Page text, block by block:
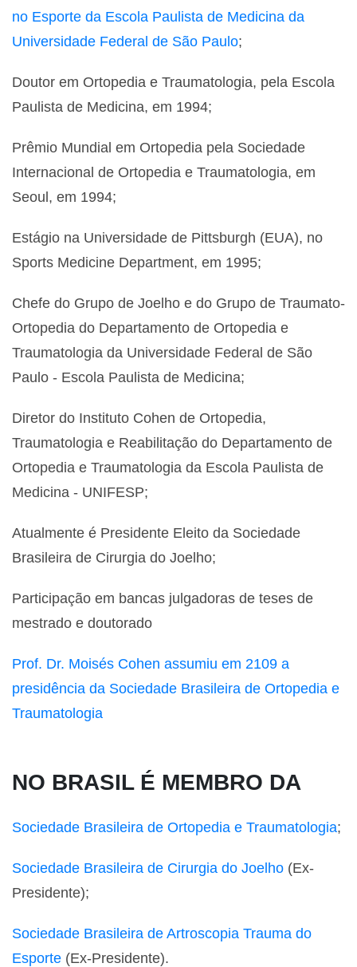
no Esporte da Escola Paulista de Medicina da
Universidade Federal de São Paulo;
Doutor em Ortopedia e Traumatologia, pela Escola
Paulista de Medicina, em 1994;
Prêmio Mundial em Ortopedia pela Sociedade
Internacional de Ortopedia e Traumatologia, em
Seoul, em 1994;
Estágio na Universidade de Pittsburgh (EUA), no
Sports Medicine Department, em 1995;
Chefe do Grupo de Joelho e do Grupo de Traumato-
Ortopedia do Departamento de Ortopedia e
Traumatologia da Universidade Federal de São
Paulo - Escola Paulista de Medicina;
Diretor do Instituto Cohen de Ortopedia,
Traumatologia e Reabilitação do Departamento de
Ortopedia e Traumatologia da Escola Paulista de
Medicina - UNIFESP;
Atualmente é Presidente Eleito da Sociedade
Brasileira de Cirurgia do Joelho;
Participação em bancas julgadoras de teses de
mestrado e doutorado
Prof. Dr. Moisés Cohen assumiu em 2109 a
presidência da Sociedade Brasileira de Ortopedia e
Traumatologia
NO BRASIL É MEMBRO DA
Sociedade Brasileira de Ortopedia e Traumatologia;
Sociedade Brasileira de Cirurgia do Joelho (Ex-
Presidente);
Sociedade Brasileira de Artroscopia Trauma do
Esporte (Ex-Presidente).